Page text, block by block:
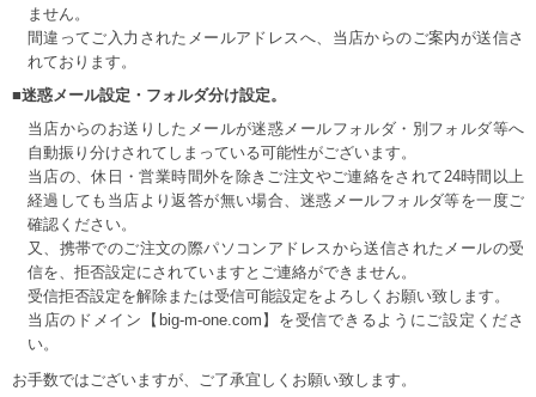
ません。
間違ってご入力されたメールアドレスへ、当店からのご案内が送信さ
れております。
■迷惑メール設定・フォルダ分け設定。
当店からのお送りしたメールが迷惑メールフォルダ・別フォルダ等へ
自動振り分けされてしまっている可能性がございます。
当店の、休日・営業時間外を除きご注文やご連絡をされて24時間以上
経過しても当店より返答が無い場合、迷惑メールフォルダ等を一度ご
確認ください。
又、携帯でのご注文の際パソコンアドレスから送信されたメールの受
信を、拒否設定にされていますとご連絡ができません。
受信拒否設定を解除または受信可能設定をよろしくお願い致します。
当店のドメイン【big-m-one.com】を受信できるようにご設定くださ
い。
お手数ではございますが、ご了承宜しくお願い致します。